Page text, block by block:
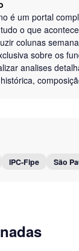
é um portal
o que
colunas
sobre os
analises
IPC-Fipe São